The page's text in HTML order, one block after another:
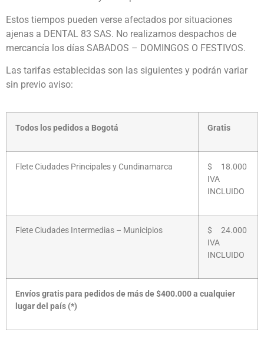
Estos tiempos pueden verse afectados por situaciones
ajenas a DENTAL 83 SAS. No realizamos despachos de
mercancía los días SABADOS – DOMINGOS O FESTIVOS.
Las tarifas establecidas son las siguientes y podrán variar
sin previo aviso:
Todos los pedidos a Bogotá Gratis
Flete Ciudades Principales y Cundinamarca
$ 18.000
IVA
INCLUIDO
Flete Ciudades Intermedias – Municipios
$ 24.000
IVA
INCLUIDO
Envíos gratis para pedidos de más de $400.000 a cualquier
lugar del país (*)